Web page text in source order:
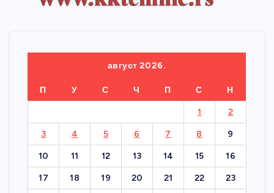
август 2026.
П У С Ч П С Н
1 2
3 4 5 6 7 8 9
10 11 12 13 14 15 16
17 18 19 20 21 22 23